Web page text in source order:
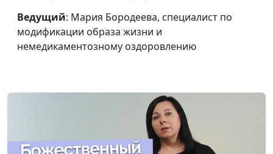
и немедикаментозному
оздоровлению
микрофлоры
и немедикаментозному
оздоровлению
Польза и вред
Мария Бородеева,
Ведущий: Мария Бородеева, специалист по
модификации образа жизни и
немедикаментозному оздоровлению